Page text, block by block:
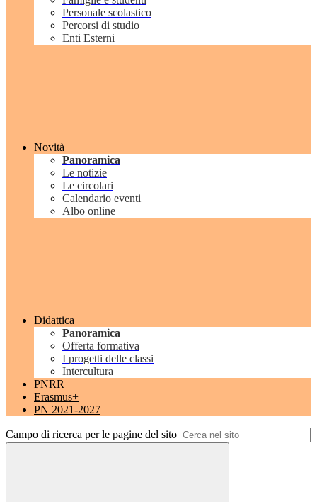
Personale scolastico
Percorsi di studio
Enti Esterni
Novità
Panoramica
Le notizie
Le circolari
Calendario eventi
Albo online
Didattica
Panoramica
Offerta formativa
I progetti delle classi
Intercultura
PNRR
Erasmus+
PN 2021-2027
Campo di ricerca per le pagine del sito